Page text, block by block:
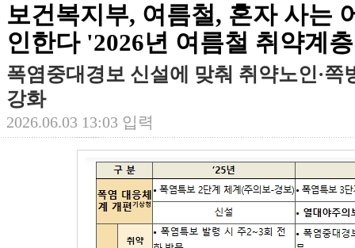
보건복지부, 여름철, 혼자 사는
인한다 '2026년 여름철 취약계
폭염중대경보 신설에 맞춰 취약노인·쪽
강화
2026.06.03 13:03 입력